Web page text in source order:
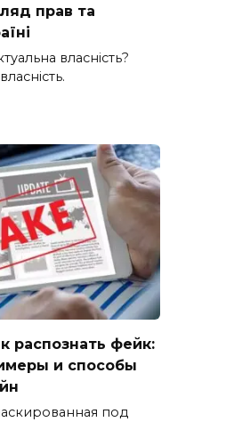
прав та
власність?
распознать фейк:
и способы
под